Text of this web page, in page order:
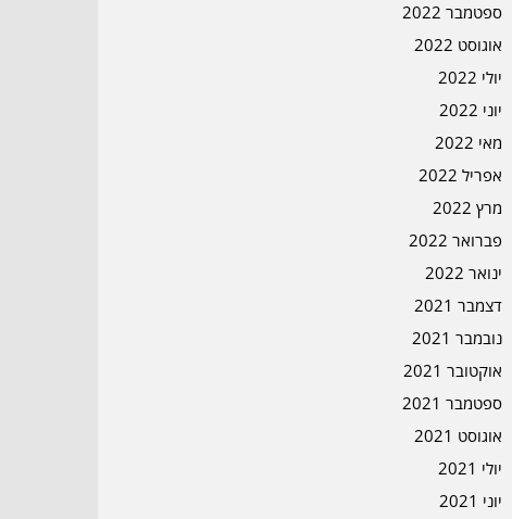
ספטמבר 2022
אוגוסט 2022
יולי 2022
יוני 2022
מאי 2022
אפריל 2022
מרץ 2022
פברואר 2022
ינואר 2022
דצמבר 2021
נובמבר 2021
אוקטובר 2021
ספטמבר 2021
אוגוסט 2021
יולי 2021
יוני 2021